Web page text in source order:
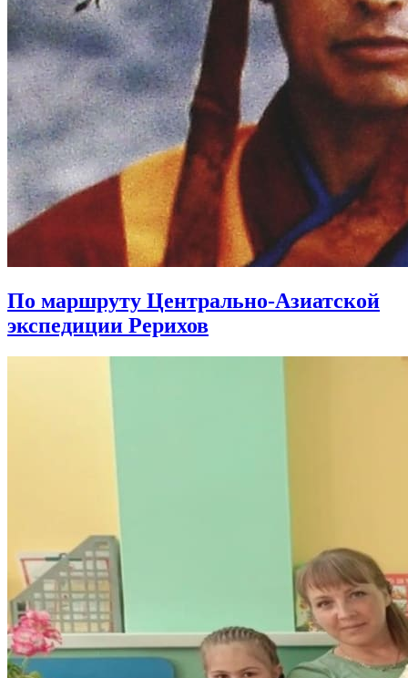
По маршруту Центрально-Азиатской
экспедиции Рерихов